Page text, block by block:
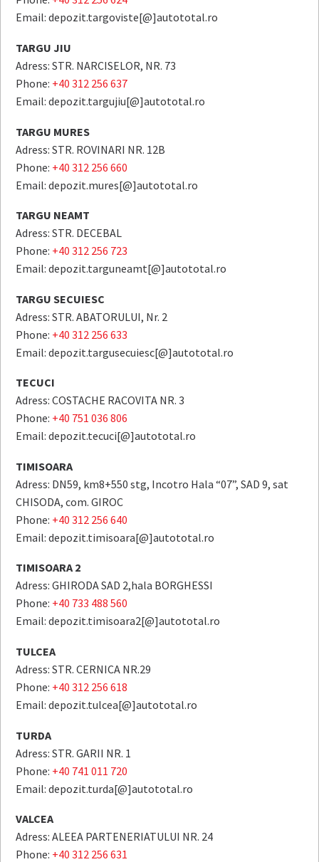
Email: depozit.targoviste[@]autototal.ro
TARGU JIU
Adress: STR. NARCISELOR, NR. 73
Phone: +40 312 256 637
Email: depozit.targujiu[@]autototal.ro
TARGU MURES
Adress: STR. ROVINARI NR. 12B
Phone: +40 312 256 660
Email: depozit.mures[@]autototal.ro
TARGU NEAMT
Adress: STR. DECEBAL
Phone: +40 312 256 723
Email: depozit.targuneamt[@]autototal.ro
TARGU SECUIESC
Adress: STR. ABATORULUI, Nr. 2
Phone: +40 312 256 633
Email: depozit.targusecuiesc[@]autototal.ro
TECUCI
Adress: COSTACHE RACOVITA NR. 3
Phone: +40 751 036 806
Email: depozit.tecuci[@]autototal.ro
TIMISOARA
Adress: DN59, km8+550 stg, Incotro Hala “07”, SAD 9, sat
CHISODA, com. GIROC
Phone: +40 312 256 640
Email: depozit.timisoara[@]autototal.ro
TIMISOARA 2
Adress: GHIRODA SAD 2,hala BORGHESSI
Phone: +40 733 488 560
Email: depozit.timisoara2[@]autototal.ro
TULCEA
Adress: STR. CERNICA NR.29
Phone: +40 312 256 618
Email: depozit.tulcea[@]autototal.ro
TURDA
Adress: STR. GARII NR. 1
Phone: +40 741 011 720
Email: depozit.turda[@]autototal.ro
VALCEA
Adress: ALEEA PARTENERIATULUI NR. 24
Phone: +40 312 256 631